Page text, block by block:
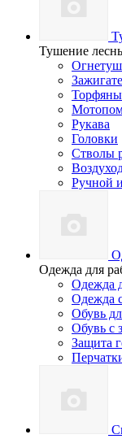
Тушение
Рукава
Головки
Стволы
Ручной
Одежда для
Одежда
Одежда
Обувь
Обувь с
Защита